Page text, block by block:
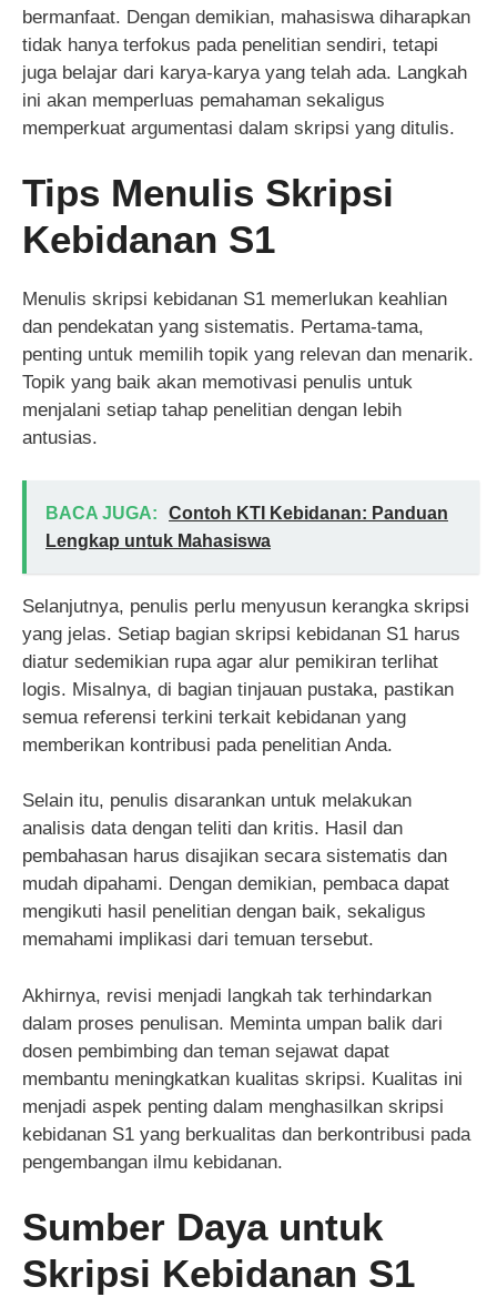
bermanfaat. Dengan demikian, mahasiswa diharapkan
tidak hanya terfokus pada penelitian sendiri, tetapi
juga belajar dari karya-karya yang telah ada. Langkah
ini akan memperluas pemahaman sekaligus
memperkuat argumentasi dalam skripsi yang ditulis.
Tips Menulis Skripsi
Kebidanan S1
Menulis skripsi kebidanan S1 memerlukan keahlian
dan pendekatan yang sistematis. Pertama-tama,
penting untuk memilih topik yang relevan dan menarik.
Topik yang baik akan memotivasi penulis untuk
menjalani setiap tahap penelitian dengan lebih
antusias.
BACA JUGA:
Contoh KTI Kebidanan: Panduan
Lengkap untuk Mahasiswa
Selanjutnya, penulis perlu menyusun kerangka skripsi
yang jelas. Setiap bagian skripsi kebidanan S1 harus
diatur sedemikian rupa agar alur pemikiran terlihat
logis. Misalnya, di bagian tinjauan pustaka, pastikan
semua referensi terkini terkait kebidanan yang
memberikan kontribusi pada penelitian Anda.
Selain itu, penulis disarankan untuk melakukan
analisis data dengan teliti dan kritis. Hasil dan
pembahasan harus disajikan secara sistematis dan
mudah dipahami. Dengan demikian, pembaca dapat
mengikuti hasil penelitian dengan baik, sekaligus
memahami implikasi dari temuan tersebut.
Akhirnya, revisi menjadi langkah tak terhindarkan
dalam proses penulisan. Meminta umpan balik dari
dosen pembimbing dan teman sejawat dapat
membantu meningkatkan kualitas skripsi. Kualitas ini
menjadi aspek penting dalam menghasilkan skripsi
kebidanan S1 yang berkualitas dan berkontribusi pada
pengembangan ilmu kebidanan.
Sumber Daya untuk
Skripsi Kebidanan S1